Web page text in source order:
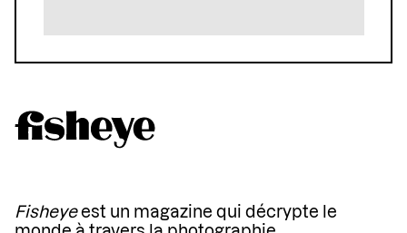
Fisheyeest un magazine qui décrypte le